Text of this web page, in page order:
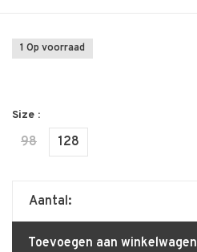
1 Op voorraad
Size :
98 128
Aantal:
Toevoegen aan winkelwagen